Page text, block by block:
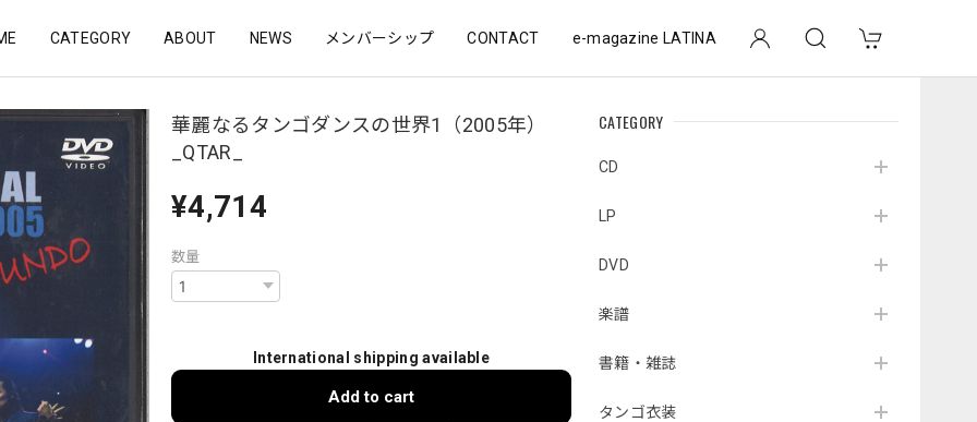
CATEGORY ABOUT NEWS メンバーシップ CONTACT e-magazine LATINA
CATEGORY
CD
LP
DVD
楽譜
書籍・雑誌
タンゴ衣装
華麗なるタンゴダンスの世界1（2005年）
_QTAR_
¥4,714
数量
International shipping available
Add to cart